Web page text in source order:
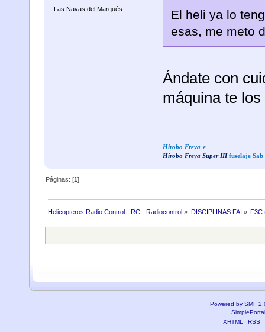
Las Navas del Marqués
El heli ya lo
esas, me meto
Ándate con
máquina te los
Hirobo Freya-e
Hirobo Freya Super III fuselaje
Páginas: [1]
Helicopteros Radio Control - RC - Radiocontrol » DISCIPLINAS FAI » F3C
Powered by SMF
XHTML
RSS